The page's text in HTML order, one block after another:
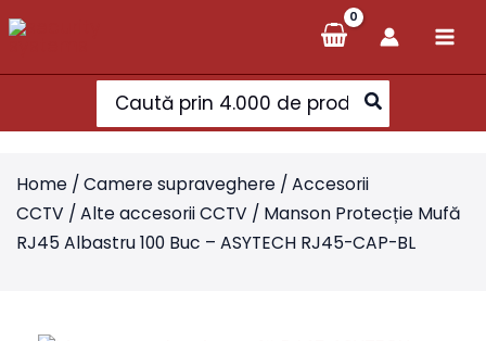
Skip
to
content
Search
for:
Home / Camere supraveghere / Accesorii
CCTV / Alte accesorii CCTV / Manson Protecție Mufă
RJ45 Albastru 100 Buc – ASYTECH RJ45-CAP-BL